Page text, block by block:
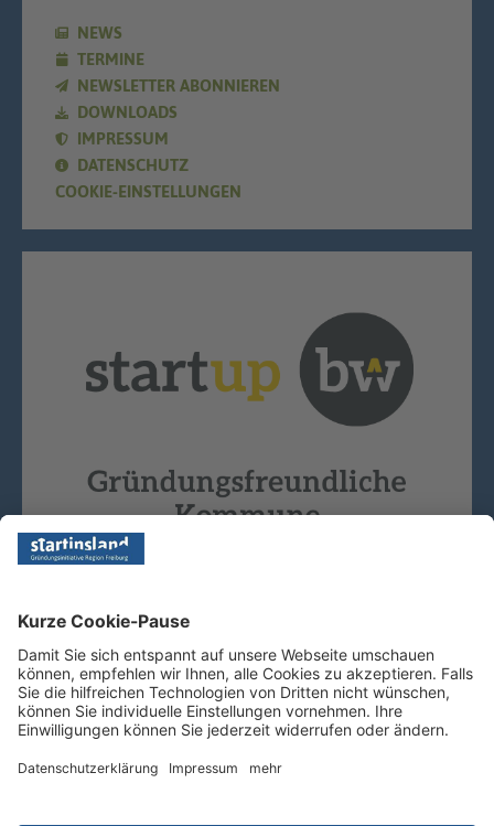
NEWS
TERMINE
NEWSLETTER ABONNIEREN
DOWNLOADS
IMPRESSUM
DATENSCHUTZ
COOKIE-EINSTELLUNGEN
Copyright © 2026 - Startinsland. Alle Rechte vorbehalten